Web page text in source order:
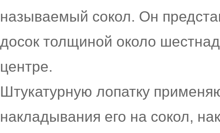
называемый сокол. Он
досок толщиной около
центре.
Штукатурную лопатку
накладывания его на сокол,